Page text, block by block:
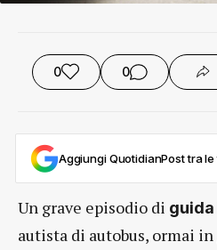
0 0
Aggiungi QuotidianPost tra
Un grave episodio di
autista di autobus, ormai in